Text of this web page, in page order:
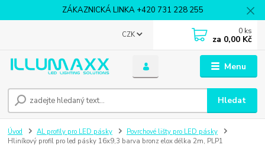
ZÁKAZNICKÁ LINKA +420 731 228 255
Menu
CZK
Hledat
0 ks
za 0,00 Kč
Úvod AL profily pro LED pásky
Povrchové lišty pro LED pásky
Hliníkový profil pro led pásky 16x9,3 barva bronz elox délka 2m, PLP1